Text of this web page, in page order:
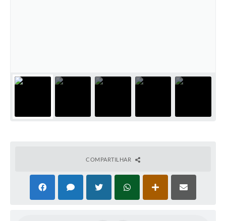
COMPARTILHAR